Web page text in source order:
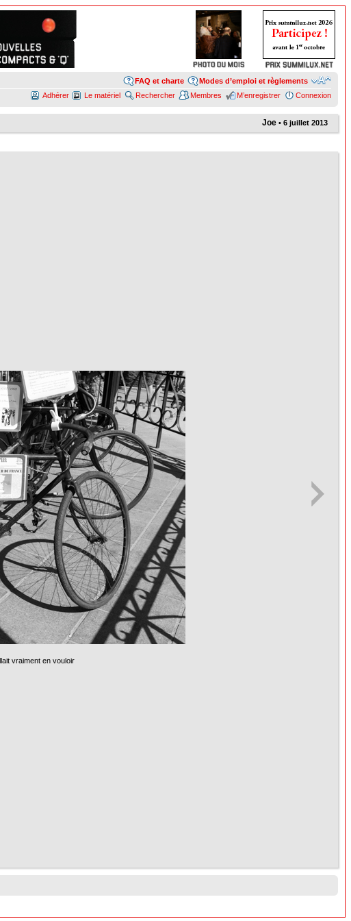
Modes d’emploi et règlements
FAQ et charte
Connexion
M’enregistrer
Membres
Rechercher
Le matériel
Adhérer
Joe • 6 juillet 2013
vraiment en vouloir